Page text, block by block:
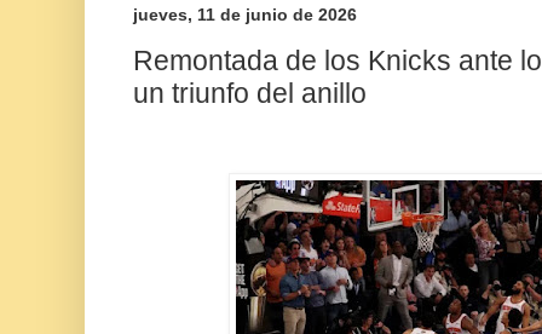
jueves, 11 de junio de 2026
Remontada de los Knicks ante
un triunfo del anillo